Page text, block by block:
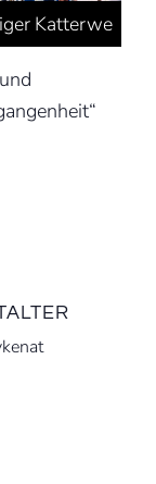
Katterwe